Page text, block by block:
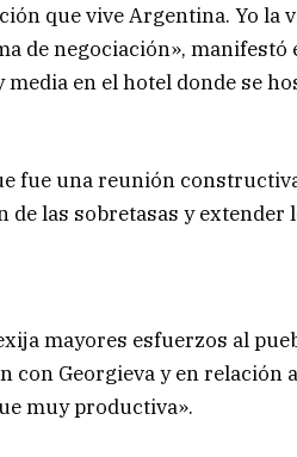
que vive Argentina. Yo la
de negociación»,
en el hotel donde se
fue una reunión
las sobretasas y extender
mayores esfuerzos al
con Georgieva y en relación
muy productiva».